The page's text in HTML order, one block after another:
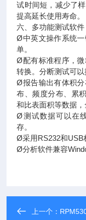
试时间短，减少了
提高延长使用寿命。
六、多功能测试软件
Ø中英文操作系统
单。
Ø配有标准程序，
转换。分断测试可以
Ø报告输出有体积
布、频度分布、累
和比表面积等数据，
Ø测试数据可以在
存。
Ø采用RS232和USB
Ø分析软件兼容
上一个：